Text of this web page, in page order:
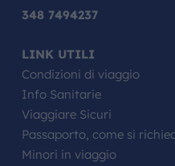
348 7494237
LINK UTILI
Condizioni di viaggio
Info Sanitarie
Viaggiare Sicuri
Passaporto, come si
Minori in viaggio